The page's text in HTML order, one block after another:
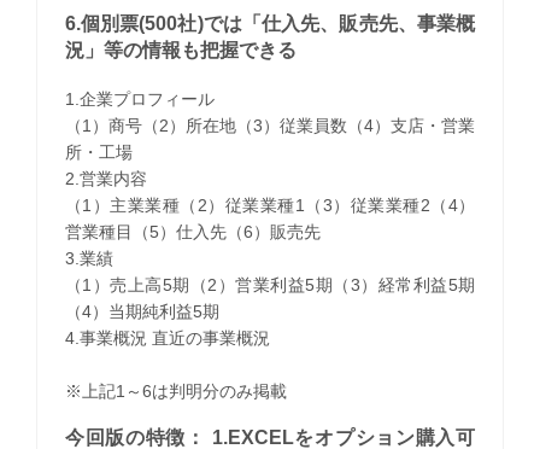
6.個別票(500社)では「仕入先、販売先、事業概
況」等の情報も把握できる
1.企業プロフィール
（1）商号（2）所在地（3）従業員数（4）支店・営業
所・工場
2.営業内容
（1）主業業種（2）従業業種1（3）従業業種2（4）
営業種目（5）仕入先（6）販売先
3.業績
（1）売上高5期（2）営業利益5期（3）経常利益5期
（4）当期純利益5期
4.事業概況 直近の事業概況
※上記1～6は判明分のみ掲載
今回版の特徴： 1.EXCELをオプション購入可